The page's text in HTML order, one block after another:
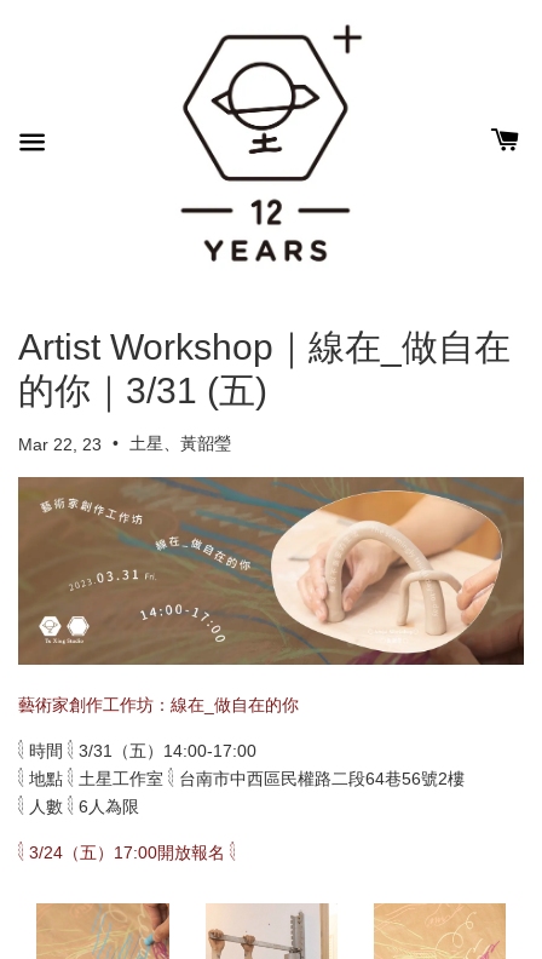
Artist Workshop｜線在_做自在
的你｜3/31 (五)
Mar 22, 23 • 土星、黃韶瑩
藝術家創作工作坊：線在_做自在的你
𓇛 時間 𓇛 3/31（五）14:00-17:00
𓇛 地點 𓇛 土星工作室 𓇛 台南市中西區民權路二段64巷56號2樓
𓇛 人數 𓇛 6人為限
𓇛 3/24（五）17:00開放報名 𓇛